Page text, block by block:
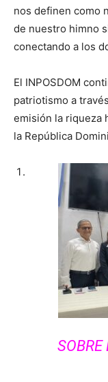
nos definen como
de nuestro himno
conectando a los
El INPOSDOM
patriotismo a
emisión la riqueza
la República